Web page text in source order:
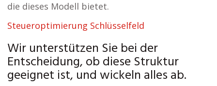
die dieses Modell bietet.
Steueroptimierung Schlüsselfeld
Wir unterstützen Sie bei der
Entscheidung, ob diese Struktur
geeignet ist, und wickeln alles ab.